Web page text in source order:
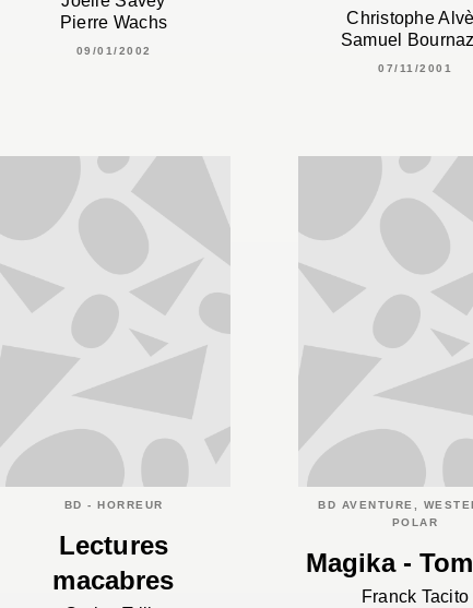
Pierre Wachs
09/01/2002
Christophe
Samuel
07/11/2001
BD - HORREUR
Lectures
macabres
BD AVENTURE,
POLAR
Magika -
Franck Tacito